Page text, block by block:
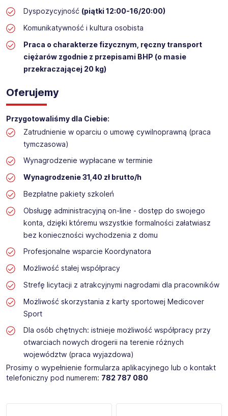
Dyspozycyjność (piątki 12:00-16/20:00)
Komunikatywność i kultura osobista
Praca o charakterze fizycznym, ręczny transport
ciężarów zgodnie z przepisami BHP (o masie
przekraczającej 20 kg)
Oferujemy
Przygotowaliśmy dla Ciebie:
Zatrudnienie w oparciu o umowę cywilnoprawną (praca
tymczasowa)
Wynagrodzenie wypłacane w terminie
Wynagrodzenie 31,40 zł brutto/h​
Bezpłatne pakiety szkoleń
Obsługę administracyjną on-line - dostęp do swojego
konta, dzięki któremu wszystkie formalności załatwiasz
bez konieczności wychodzenia z domu
Profesjonalne wsparcie Koordynatora
Możliwość stałej współpracy
Strefę licytacji z atrakcyjnymi nagrodami dla pracowników
Możliwość skorzystania z karty sportowej Medicover
Sport
Dla osób chętnych: istnieje możliwość współpracy przy
otwarciach nowych drogerii na terenie różnych
województw (praca wyjazdowa)
Prosimy o wypełnienie formularza aplikacyjnego lub o kontakt
telefoniczny pod numerem: 782 787 080​